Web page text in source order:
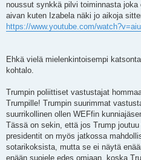
noussut synkkä pilvi toiminnasta joka
aivan kuten Izabela näki jo aikoja
https://www.youtube.com/
Ehkä vielä mielenkintoisempi
kohtalo.
Trumpin poliittiset vastustajat
Trumpille! Trumpin suurimmat
suurrikollinen ollen WEFfin
Tässä on sekin, että jos Trump
presidentit on myös jatkossa
sotarikoksista, mutta se ei näytä
enään suojele edes omiaan, koska